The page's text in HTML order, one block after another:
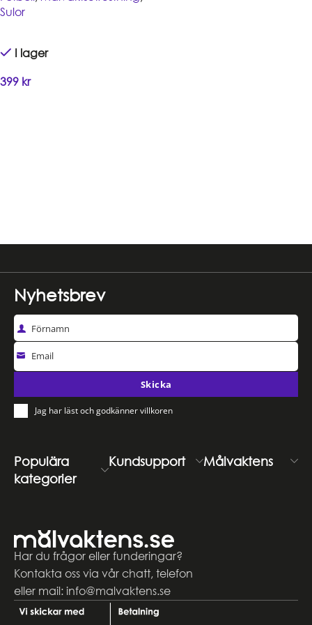
Sulor
I lager
399 kr
Har du frågor eller funderingar?
Kontakta oss via vår chatt, telefon
eller mail: info@malvaktens.se
Populära
kategorier
Kundsupport Målvaktens
Nyhetsbrev
Förnamn
Email
Skicka
Jag har läst och godkänner villkoren